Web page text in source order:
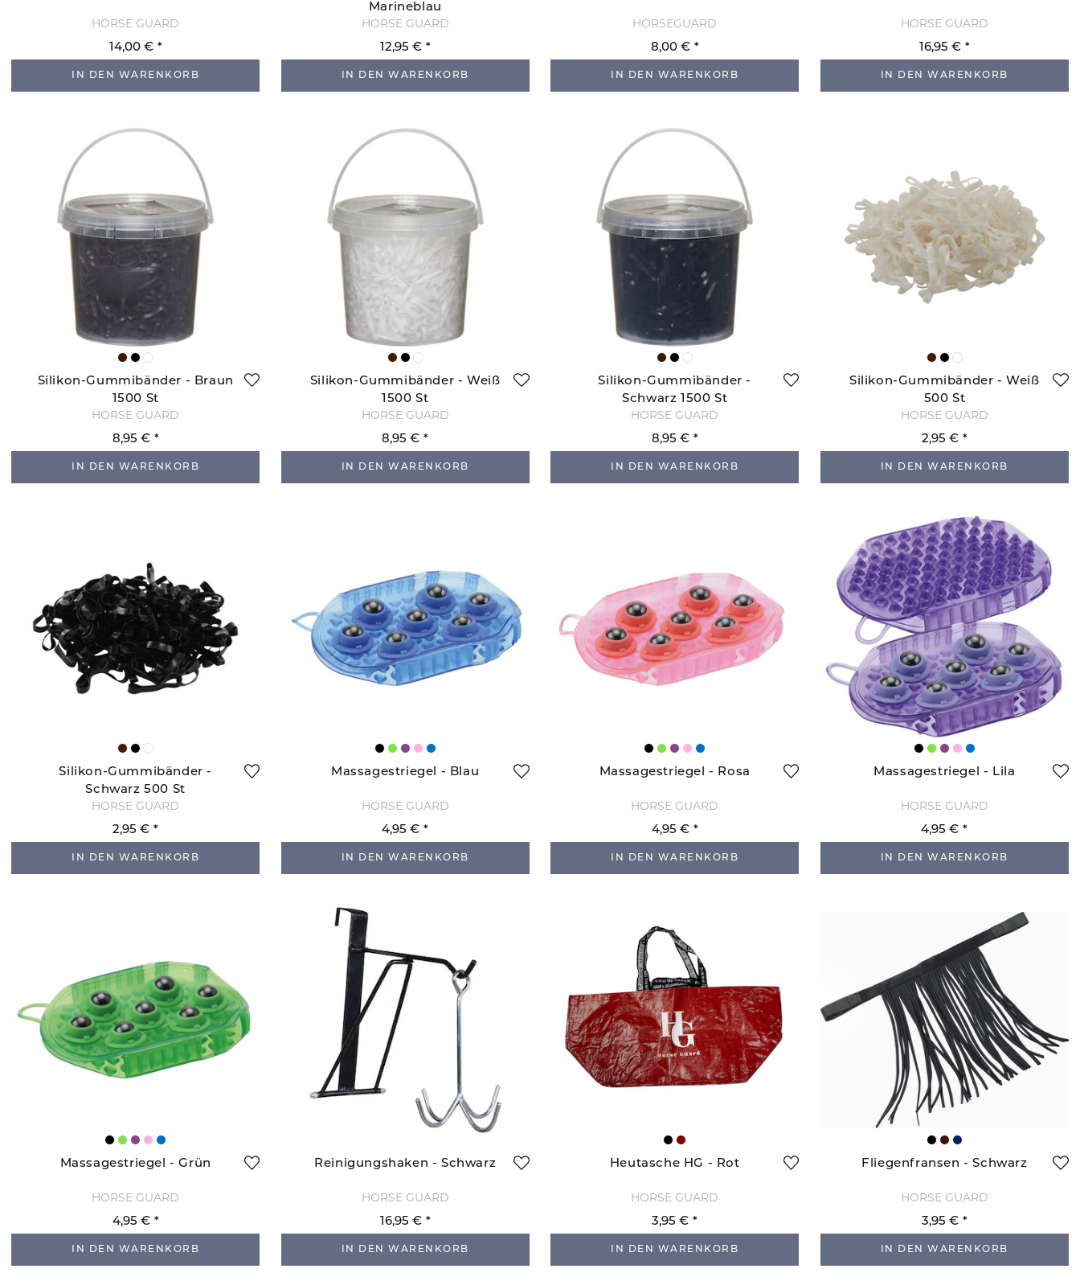
HORSE GUARD
14,00 €
IN DEN WARENKORB
Marineblau
HORSE GUARD
12,95 €
IN DEN WARENKORB
HORSEGUARD
8,00 €
IN DEN WARENKORB
HORSE GUARD
16,95 €
IN DEN WARENKORB
Silikon-Gummibänder - Braun
1500 St
HORSE GUARD
8,95 €
IN DEN WARENKORB
Silikon-Gummibänder - Weiß
1500 St
HORSE GUARD
8,95 €
IN DEN WARENKORB
Silikon-Gummibänder -
Schwarz 1500 St
HORSE GUARD
8,95 €
IN DEN WARENKORB
Silikon-Gummibänder - Weiß
500 St
HORSE GUARD
2,95 €
IN DEN WARENKORB
Silikon-Gummibänder -
Schwarz 500 St
HORSE GUARD
2,95 €
IN DEN WARENKORB
Massagestriegel - Blau
HORSE GUARD
4,95 €
IN DEN WARENKORB
Massagestriegel - Rosa
HORSE GUARD
4,95 €
IN DEN WARENKORB
Massagestriegel - Lila
HORSE GUARD
4,95 €
IN DEN WARENKORB
Massagestriegel - Grün
HORSE GUARD
4,95 €
IN DEN WARENKORB
Reinigungshaken - Schwarz
HORSE GUARD
16,95 €
IN DEN WARENKORB
Heutasche HG - Rot
HORSE GUARD
3,95 €
IN DEN WARENKORB
Fliegenfransen - Schwarz
HORSE GUARD
3,95 €
IN DEN WARENKORB